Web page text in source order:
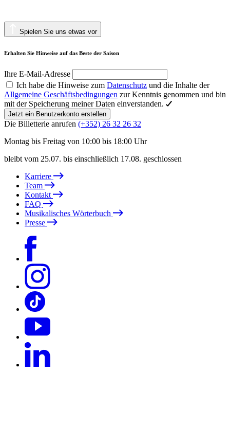
Spielen Sie uns etwas vor
Erhalten Sie Hinweise auf das Beste der Saison
Ihre E-Mail-Adresse
Ich habe die Hinweise zum Datenschutz und die Inhalte der
Allgemeine Geschäftsbedingungen zur Kenntnis genommen und bin
mit der Speicherung meiner Daten einverstanden.
Jetzt ein Benutzerkonto erstellen
Die Billetterie anrufen (+352) 26 32 26 32
Montag bis Freitag von 10:00 bis 18:00 Uhr
bleibt vom 25.07. bis einschließlich 17.08. geschlossen
Karriere
Team
Kontakt
FAQ
Musikalisches Wörterbuch
Presse